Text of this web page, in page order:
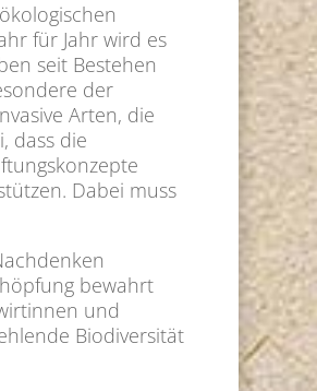
für Jahr wird es
seit Bestehen
der
Arten, die
dass die
Dabei muss
bewahrt
und
Biodiversität